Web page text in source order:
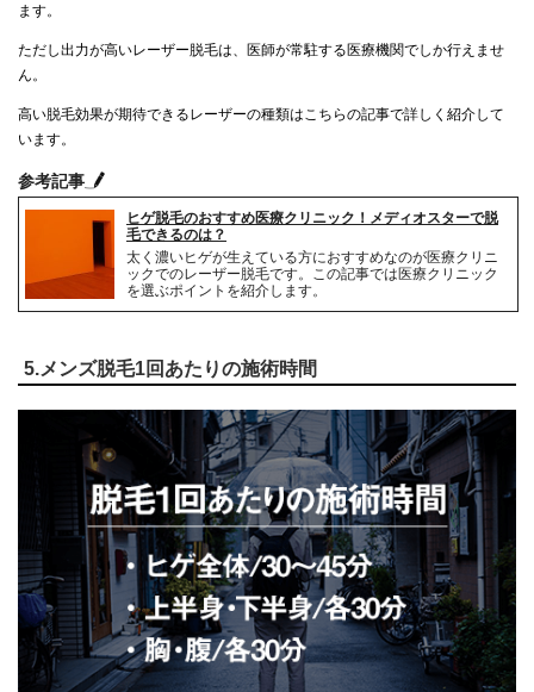
ます。
ただし出力が高いレーザー脱毛は、医師が常駐する医療機関でしか行えませ
ん。
高い脱毛効果が期待できるレーザーの種類はこちらの記事で詳しく紹介して
います。
参考記事
ヒゲ脱毛のおすすめ医療クリニック！メディオスターで脱
毛できるのは？
太く濃いヒゲが生えている方におすすめなのが医療クリニ
ックでのレーザー脱毛です。この記事では医療クリニック
を選ぶポイントを紹介します。
5.メンズ脱毛1回あたりの施術時間